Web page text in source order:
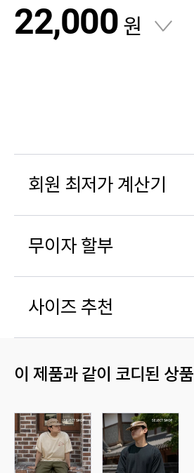
22,000 원
회원 최저가 계산기
무이자 할부
사이즈 추천
이 제품과 같이 코디된 상품